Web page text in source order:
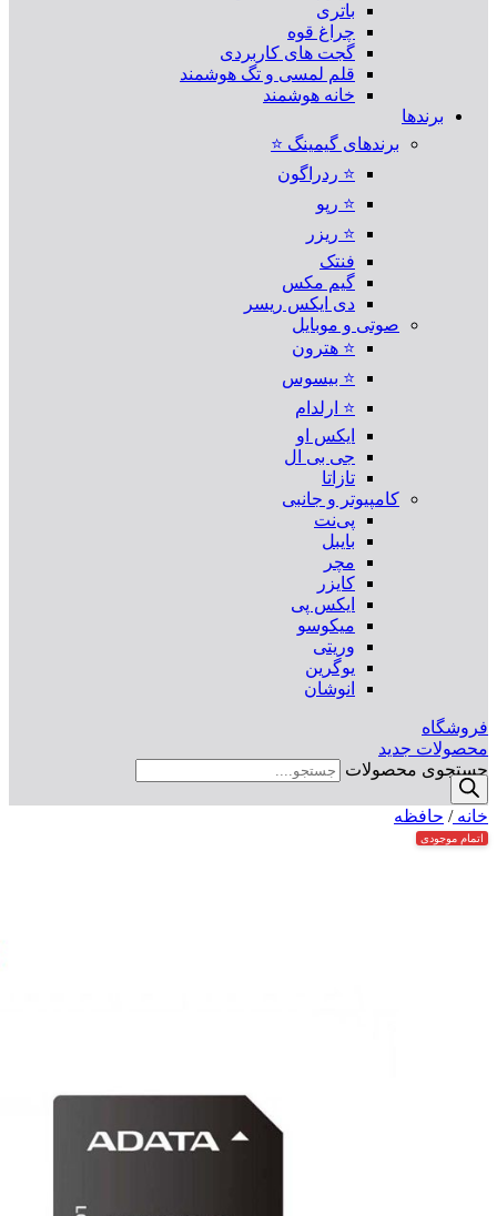
باتری
چراغ قوه
گجت های کاربردی
قلم لمسی و تگ هوشمند
خانه هوشمند
برندها
برندهای گیمینگ ⭐
⭐ ردراگون
⭐ رپو
⭐ ریزر
فنتک
گیم مکس
دی ایکس ریسر
صوتی و موبایل
⭐ هترون
⭐ بیسوس
⭐ ارلدام
ایکس او
جی بی ال
تازاتا
کامپیوتر و جانبی
پی‌نت
بایبل
مچر
کایزر
ایکس پی
میکوسو
وریتی
یوگرین
انوشان
فروشگاه
محصولات جدید
جستجوی محصولات
خانه/ حافظه
اتمام موجودی